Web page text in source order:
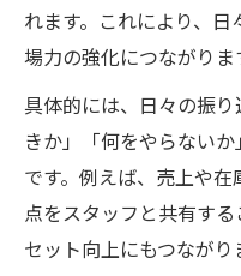
ストーリーテ
慣
マインドセットを
マインドセッ
ストーリーフ
化する
管理力とマイ
れます。これにより、
場力の強化につながりま
具体的には、日々の振
きか」「何をやらない
です。例えば、売上や
点をスタッフと共有す
セット向上にもつながり